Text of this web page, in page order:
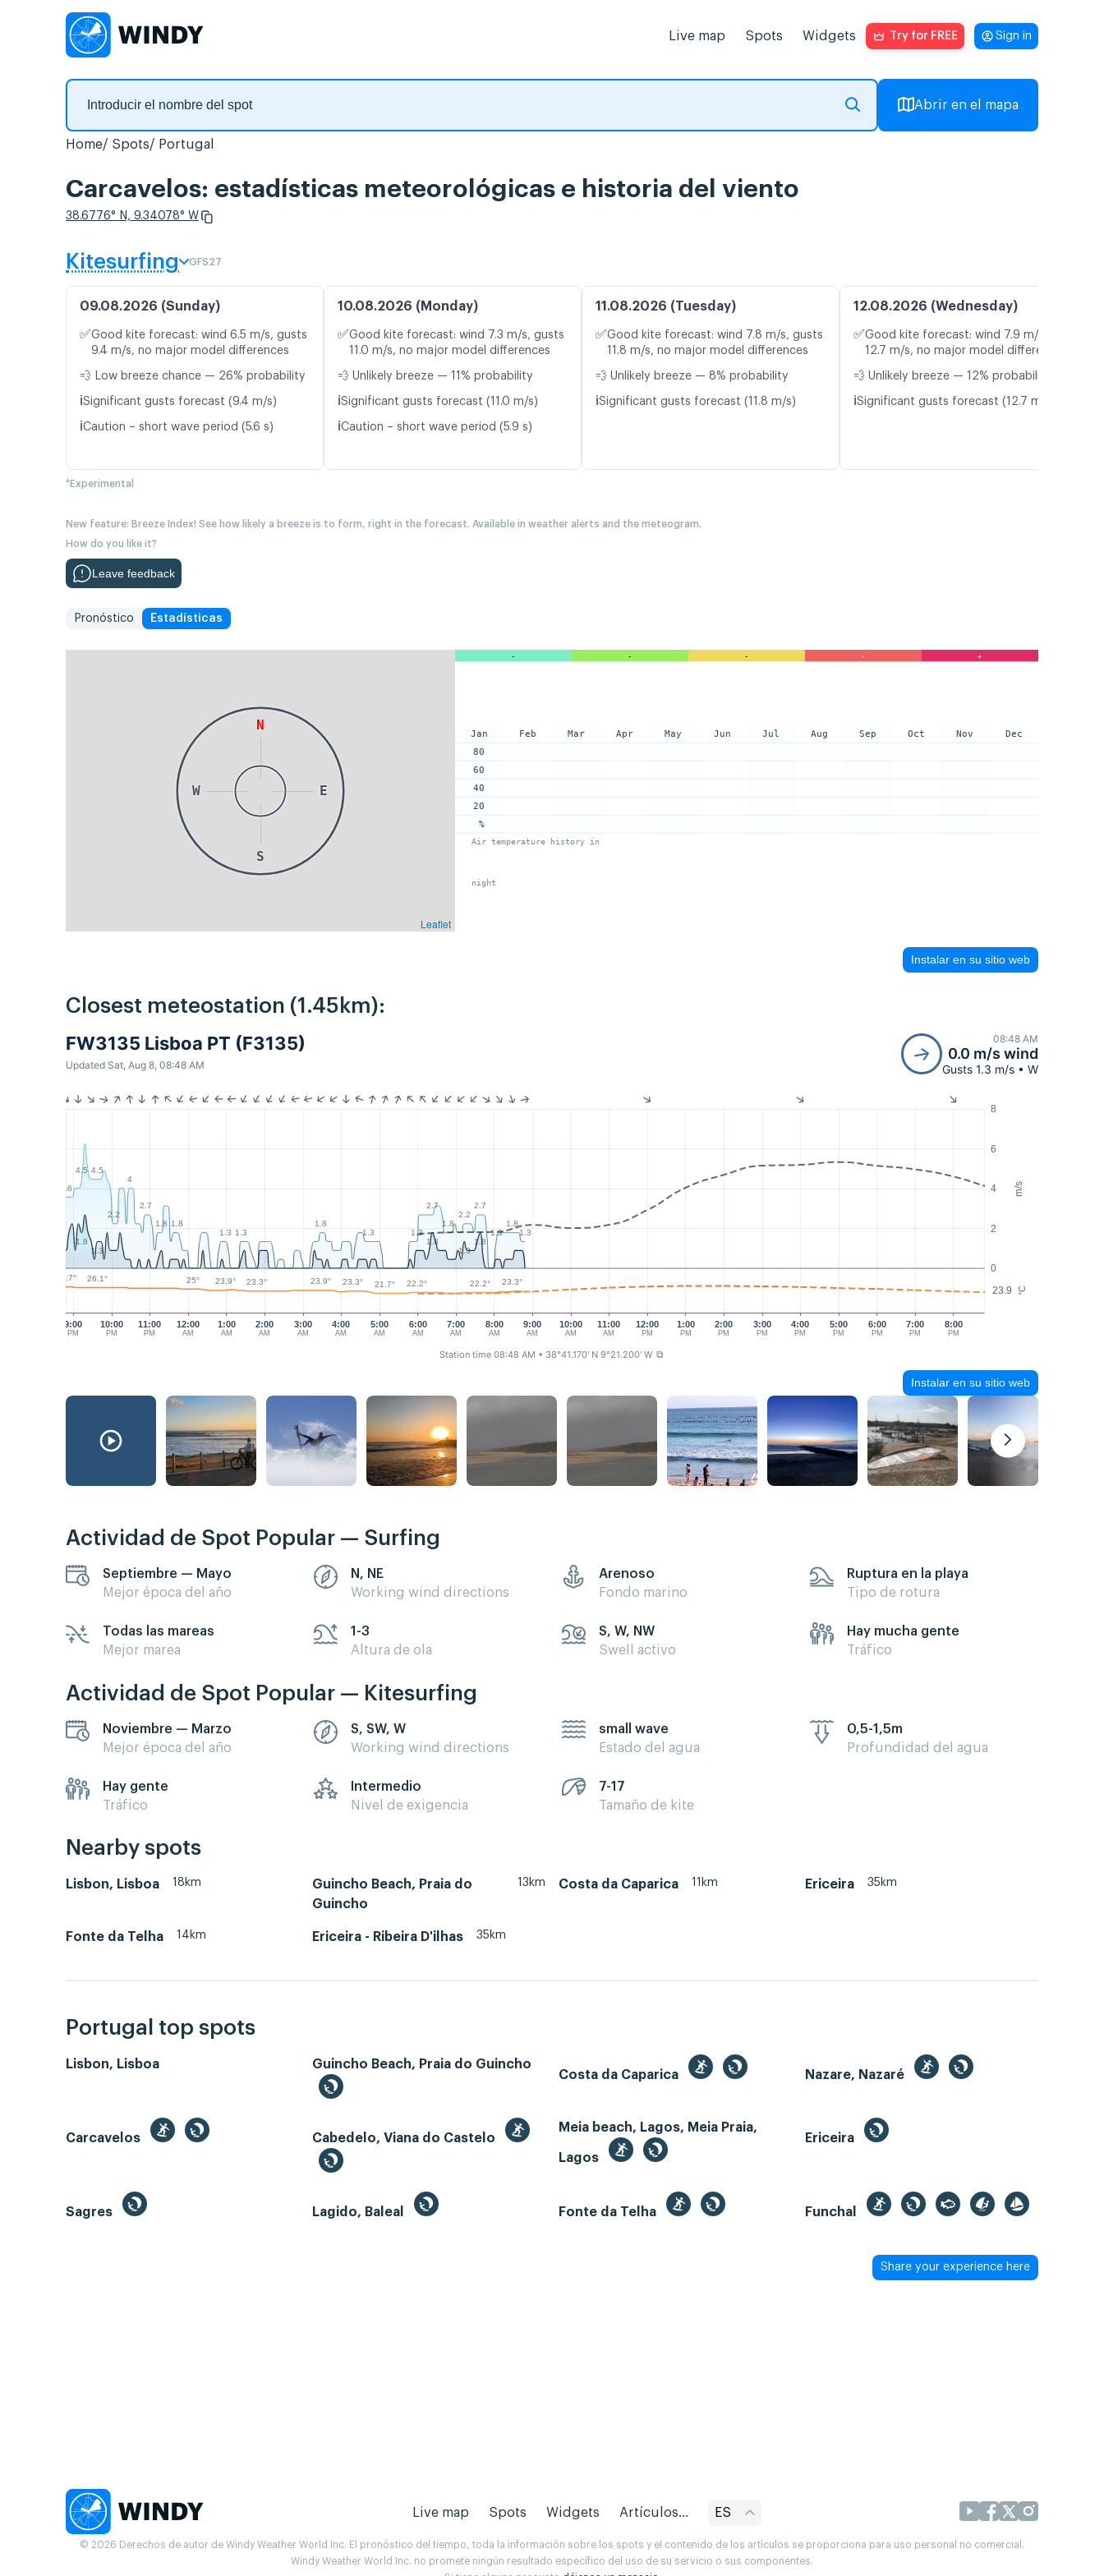
Live map Spots Widgets Try for FREE Sign in
Abrir en el mapa
Home Spots Portugal
Carcavelos: estadísticas meteorológicas e historia del viento
38.6776° N, 9.34078° W
Kitesurfing GFS27
09.08.2026 (Sunday)
✅Good kite forecast: wind 6.5 m/s, gusts
9.4 m/s, no major model differences
💨 Low breeze chance — 26% probability
ℹ️Significant gusts forecast (9.4 m/s)
ℹ️Caution – short wave period (5.6 s)
10.08.2026 (Monday)
✅Good kite forecast: wind 7.3 m/s, gusts
11.0 m/s, no major model differences
💨 Unlikely breeze — 11% probability
ℹ️Significant gusts forecast (11.0 m/s)
ℹ️Caution – short wave period (5.9 s)
11.08.2026 (Tuesday)
✅Good kite forecast: wind 7.8 m/s, gusts
11.8 m/s, no major model differences
💨 Unlikely breeze — 8% probability
ℹ️Significant gusts forecast (11.8 m/s)
12.08.2026 (Wednesday)
✅Good kite forecast: wind 7.9 m/s, gusts
12.7 m/s, no major model differences
💨 Unlikely breeze — 12% probability
ℹ️Significant gusts forecast (12.7 m/s)
*Experimental
New feature: Breeze Index! See how likely a breeze is to form, right in the forecast. Available in weather alerts and the meteogram.
How do you like it?
Leave feedback
Pronóstico Estadísticas
N
E
S
W
Leaflet
- - - - +
Jan
80
60
40
20
%
Feb Mar Apr May Jun Jul Aug Sep Oct Nov Dec
Air temperature history in
night
Instalar en su sitio web
Closest meteostation (1.45km):
FW3135 Lisboa PT (F3135)
Updated Sat, Aug 8, 08:48 AM
08:48 AM
0.0 m/s wind
Gusts 1.3 m/s • W
m/s
°C
0
2
4
6
8
23.9
9:00
PM
10:00
PM
11:00
PM
12:00
AM
2:00
AM
3:00
AM
4:00
AM
5:00
AM
6:00
AM
7:00
AM
8:00
AM
9:00
AM
10:00
AM
11:00
AM
12:00
PM
1:00
PM
2:00
PM
3:00
PM
4:00
PM
5:00
PM
6:00
PM
7:00
PM
8:00
PM
1:00
AM
3.6
4.5 4.5
2.2
4
2.7
1.8 1.8
1.3 1.3
1.8
1.3
1.3
2.7
1.8
2.2
2.7
1.3
1.8
1.3
1.8
1.3
1.8
1.3
1.8
26.7° 26.1° 25° 23.9° 23.3° 23.9° 23.3° 21.7° 22.2° 22.2° 23.3°
Station time 08:48 AM • 38°41.170' N 9°21.200' W ⧉
Instalar en su sitio web
Actividad de Spot Popular — Surfing
Septiembre — Mayo
Mejor época del año
N, NE
Working wind directions
Arenoso
Fondo marino
Ruptura en la playa
Tipo de rotura
Todas las mareas
Mejor marea
1-3
Altura de ola
S, W, NW
Swell activo
Hay mucha gente
Tráfico
Actividad de Spot Popular — Kitesurfing
Noviembre — Marzo
Mejor época del año
S, SW, W
Working wind directions
small wave
Estado del agua
0,5-1,5m
Profundidad del agua
Hay gente
Tráfico
Intermedio
Nivel de exigencia
7-17
Tamaño de kite
Nearby spots
Lisbon, Lisboa 18km
Guincho Beach, Praia do
Guincho
13km Costa da Caparica 11km Ericeira 35km
Fonte da Telha 14km Ericeira - Ribeira D'ilhas 35km
Portugal top spots
Lisbon, Lisboa
Guincho Beach, Praia do Guincho
Costa da Caparica
Nazare, Nazaré
Carcavelos Cabedelo, Viana do Castelo
Meia beach, Lagos, Meia Praia,
Lagos
Ericeira
Sagres Lagido, Baleal Fonte da Telha Funchal
Share your experience here
Live map Spots Widgets Artículos... ES
© 2026 Derechos de autor de Windy Weather World Inc. El pronóstico del tiempo, toda la información sobre los spots y el contenido de los artículos se proporciona para uso personal no comercial.
Windy Weather World Inc. no promete ningún resultado específico del uso de su servicio o sus componentes.